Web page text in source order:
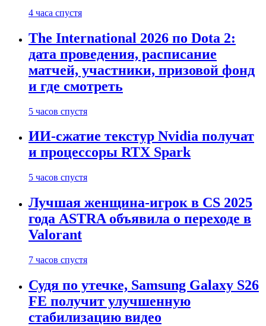
4 часа спустя
The International 2026 по Dota 2:
дата проведения, расписание
матчей, участники, призовой фонд
и где смотреть
5 часов спустя
ИИ-сжатие текстур Nvidia получат
и процессоры RTX Spark
5 часов спустя
Лучшая женщина-игрок в CS 2025
года ASTRA объявила о переходе в
Valorant
7 часов спустя
Судя по утечке, Samsung Galaxy S26
FE получит улучшенную
стабилизацию видео